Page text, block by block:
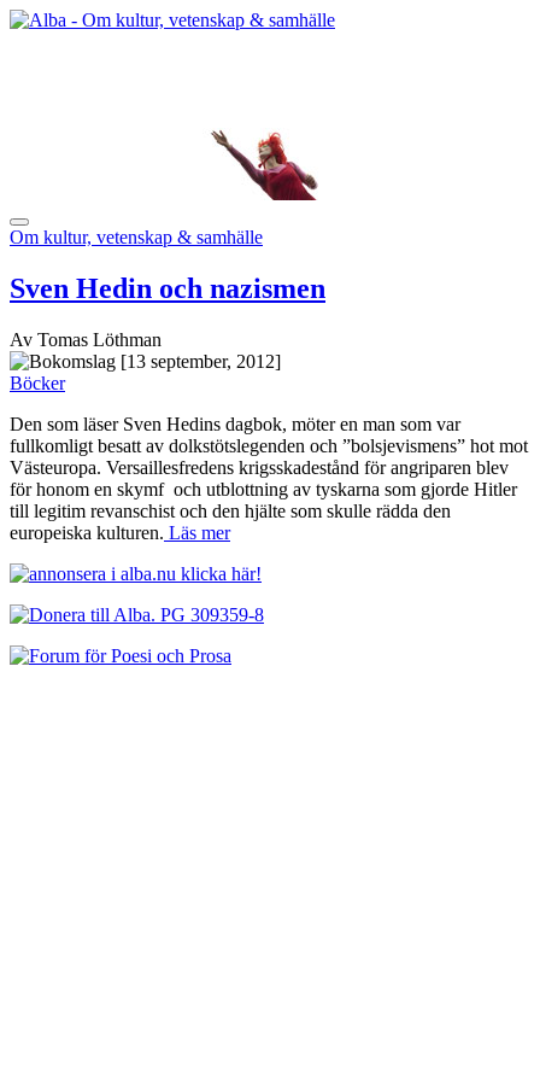
Om kultur, vetenskap & samhälle
Sven Hedin och nazismen
Av Tomas Löthman
[13 september, 2012]
Böcker
Den som läser Sven Hedins dagbok, möter en man som var
fullkomligt besatt av dolkstötslegenden och ”bolsjevismens” hot mot
Västeuropa. Versaillesfredens krigsskadestånd för angriparen blev
för honom en skymf och utblottning av tyskarna som gjorde Hitler
till legitim revanschist och den hjälte som skulle rädda den
europeiska kulturen. Läs mer